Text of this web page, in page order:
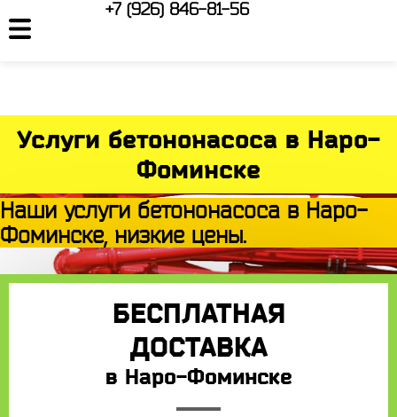
+7 (926) 846-81-56
Услуги бетононасоса в Наро-
Фоминске
Наши услуги бетононасоса в Наро-
Фоминске, низкие цены.
БЕСПЛАТНАЯ
ДОСТАВКА
в Наро-Фоминске